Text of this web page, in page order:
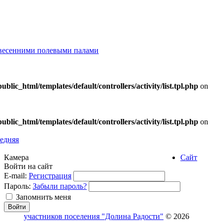
полевыми палами
templates/default/controllers/activity/list.tpl.php on
templates/default/controllers/activity/list.tpl.php on
Камера
Войти на сайт
E-mail: Регистрация
Пароль: Забыли пароль?
Запомнить меня
Сайт
участников поселения "Долина Радости" © 2026